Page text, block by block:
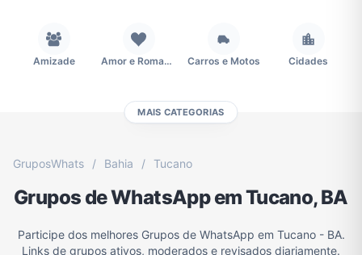
Amizade Amor e Romance Carros e Motos Cidades
Esportes Eventos Fãs Figurinhas e Stickers
MAIS CATEGORIAS
GruposWhats / Bahia / Tucano
Grupos de WhatsApp em Tucano, BA
Participe dos melhores Grupos de WhatsApp em Tucano - BA.
Links de grupos ativos, moderados e revisados diariamente.